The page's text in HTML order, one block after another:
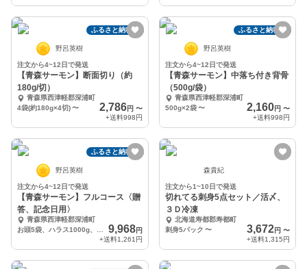
ふるさと納税可
野呂英樹
注文から4~12日で発送
【青森サーモン】断面切り（約
180g/切）
青森県西津軽郡深浦町
4袋(約180g×4切)〜 2,786円 〜
+送料998円
ふるさと納税可
野呂英樹
注文から4~12日で発送
【青森サーモン】中落ち付き背骨
（500g/袋）
青森県西津軽郡深浦町
500g×2袋 〜 2,160円 〜
+送料998円
ふるさと納税可
野呂英樹
注文から4~12日で発送
【青森サーモン】フルコース〈贈
答、記念日用〉
青森県西津軽郡深浦町
9,968円
+送料1,261円
森貴紀
注文から1~10日で発送
切れてる刺身5点セット／活〆、
３Ｄ冷凍
北海道寿都郡寿都町
刺身5パック 〜 3,672円 〜
+送料1,315円